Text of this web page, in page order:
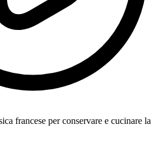
francese per conservare e cucinare la